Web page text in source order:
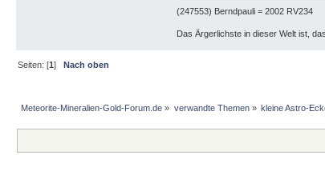
(247553) Berndpauli = 2002 RV234
Das Ärgerlichste in dieser Welt ist,
Seiten: [1]Nach oben
Meteorite-Mineralien-Gold-Forum.de » verwandte Themen» kleine Astro-